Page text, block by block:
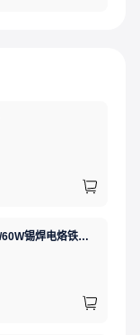
GJ(黄花高洁)，电烙铁30W/40W/60W锡焊电烙铁焊接工具电焊笔手机电子维修（内热35W），NO.435(35W)